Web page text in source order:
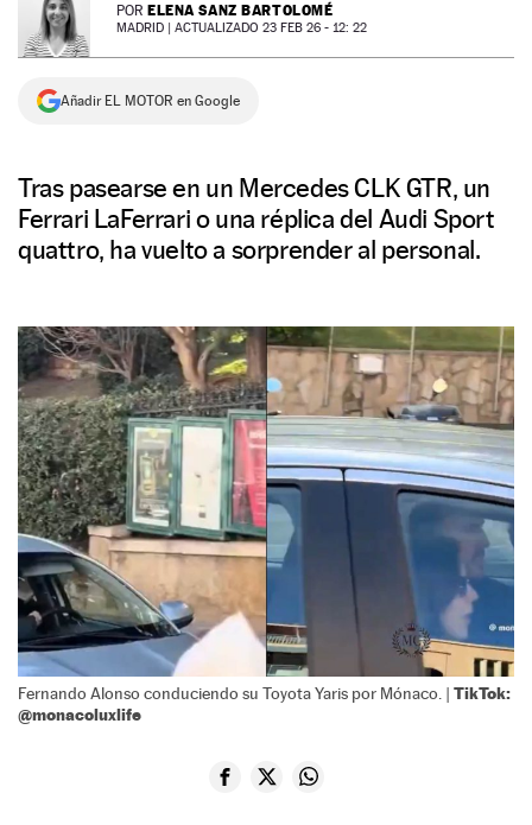
SÍGUENOS
POR ELENA SANZ BARTOLOMÉ
MADRID | ACTUALIZADO 23 FEB 26 - 12: 22
Añadir EL MOTOR en Google
Tras pasearse en un Mercedes CLK GTR, un
Ferrari LaFerrari o una réplica del Audi Sport
quattro, ha vuelto a sorprender al personal.
Fernando Alonso conduciendo su Toyota Yaris por Mónaco. | TikTok:
@monacoluxlife